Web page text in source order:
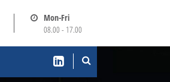
Mon-Fri
08.00 - 17.00